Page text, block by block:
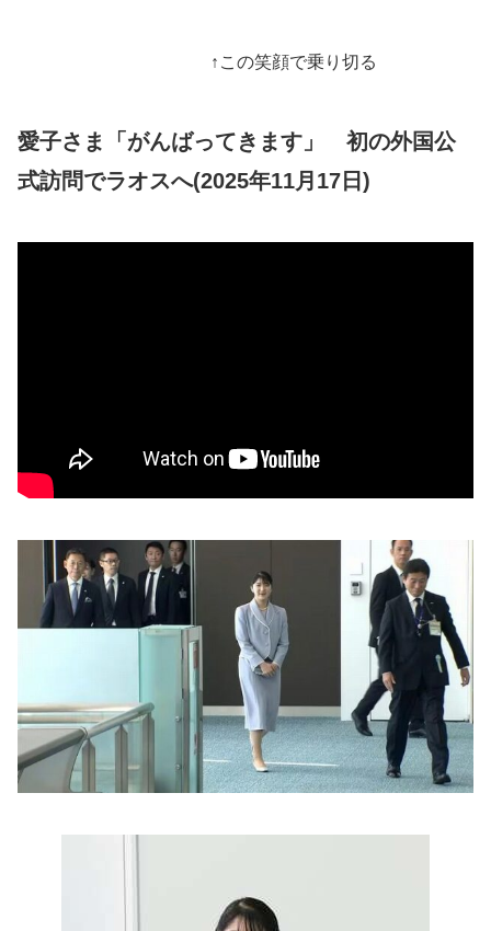
↑この笑顔で乗り切る
愛子さま「がんばってきます」 初の外国公
式訪問でラオスへ(2025年11月17日)